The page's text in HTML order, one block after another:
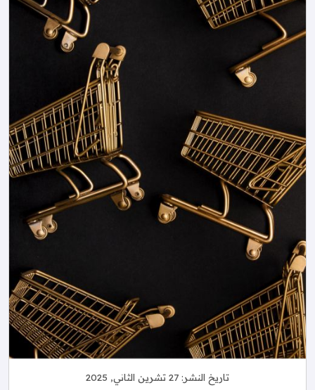
تاريخ النشر: 27 تشرين الثاني, 2025